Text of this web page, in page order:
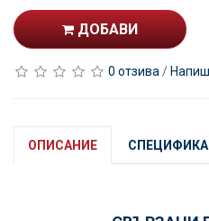
ДОБАВИ
0 отзива /
ОПИСАНИЕ